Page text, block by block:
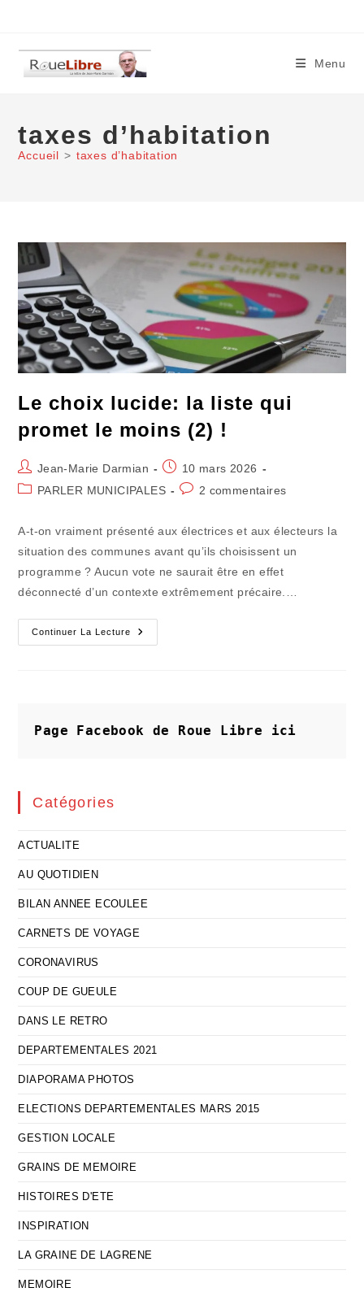
content
Menu
taxes d’habitation
Accueil > taxes d’habitation
Le choix lucide: la liste qui
promet le moins (2) !
Auteur/autrice
de
Jean-Marie Darmian
Publication
publiée :
10 mars 2026
PostPARLER MUNICIPALES
Commentaires
2 commentaires
A-t-on vraiment présenté aux électrices et aux électeurs la
situation des communes avant qu’ils choisissent un
programme ? Aucun vote ne saurait être en effet
déconnecté d’un contexte extrêmement précaire.…
Continuer La Lecture
Le
Choix
Moins
(2)
Page Facebook de Roue Libre ici
Catégories
ACTUALITE
AU QUOTIDIEN
BILAN ANNEE ECOULEE
CARNETS DE VOYAGE
CORONAVIRUS
COUP DE GUEULE
DANS LE RETRO
DEPARTEMENTALES 2021
DIAPORAMA PHOTOS
ELECTIONS DEPARTEMENTALES MARS 2015
GESTION LOCALE
GRAINS DE MEMOIRE
HISTOIRES D'ETE
INSPIRATION
LA GRAINE DE LAGRENE
MEMOIRE